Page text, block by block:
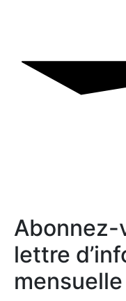
Abonnez-
lettre
mensuelle